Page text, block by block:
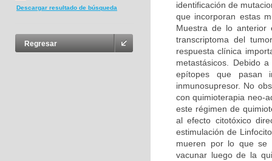
Descargar resultado de búsqueda
Regresar
identificación de
que incorporan estas
Muestra de lo
transcriptoma del
respuesta clínica
metastásicos. Debido
epítopes que pasan
inmunosupresor. No
con quimioterapia neo-
este régimen de
al efecto citotóxico
estimulación de
mueren por lo que se
vacunar luego de la